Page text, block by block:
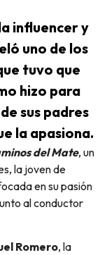
influencer y
uno de los
tuvo que
hizo para
sus padres
la apasiona.
del Mate, un
la joven de
en su pasión
al conductor
Romero, la